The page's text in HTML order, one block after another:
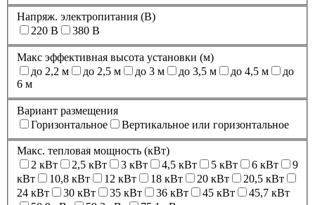
Напряж. электропитания (В)
220 В
380 В
Макс эффективная высота установки (м)
до 2,2 м
до 2,5 м до 3 м до 3,5 м до 4,5 м
до
6 м
Вариант размещения
Горизонтальное
Вертикальное или горизонтальное
Макс. тепловая мощность (кВт)
2 кВт
2,5 кВт 3 кВт 4,5 кВт 5 кВт 6 кВт
9
кВт
10,8 кВт 12 кВт 18 кВт 20 кВт
20,5 кВт
24 кВт
30 кВт 35 кВт 36 кВт 45 кВт
45,7 кВт